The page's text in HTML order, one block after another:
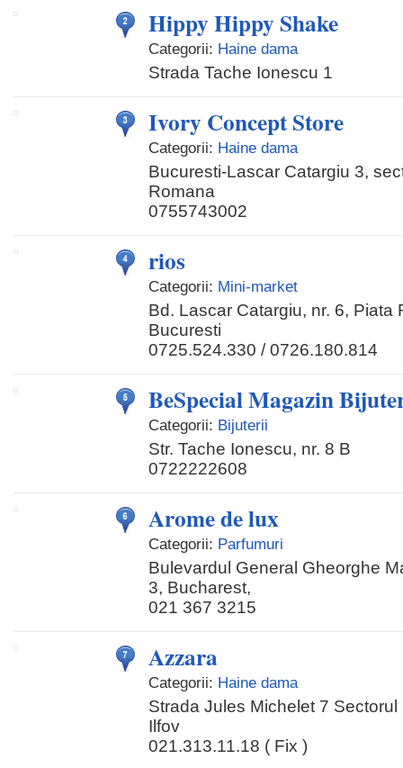
Hippy Hippy Shake
Categorii: Haine dama
Strada Tache Ionescu 1
Ivory Concept Store
Categorii: Haine dama
Bucuresti-Lascar Catargiu 3,
Romana
0755743002
rios
Categorii: Mini-market
Bd. Lascar Catargiu, nr. 6, Piata
Bucuresti
0725.524.330 / 0726.180.814
BeSpecial Magazin
Categorii: Bijuterii
Str. Tache Ionescu, nr. 8 B
0722222608
Arome de lux
Categorii: Parfumuri
Bulevardul General Gheorghe
3, Bucharest,
021 367 3215
Azzara
Categorii: Haine dama
Strada Jules Michelet 7
Ilfov
021.313.11.18 ( Fix )